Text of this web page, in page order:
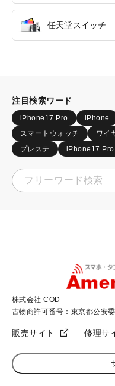
任天堂スイッチ
注目検索ワード
iPhone17 Pro iPhone
スマートウォッチ
ワイ
プレステ
iPhone17
株式会社 COD
古物商許可番号：東京都公安
販売サイト 修理サ